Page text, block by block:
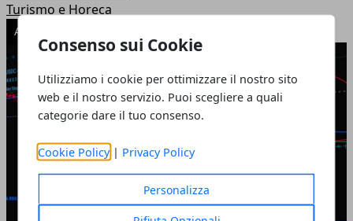
Consenso sui Cookie
Utilizziamo i cookie per ottimizzare il nostro sito
web e il nostro servizio. Puoi scegliere a quali
categorie dare il tuo consenso.
Cookie Policy | Privacy Policy
Personalizza
Turismo e Horeca
ARTICOLI POPOLARI